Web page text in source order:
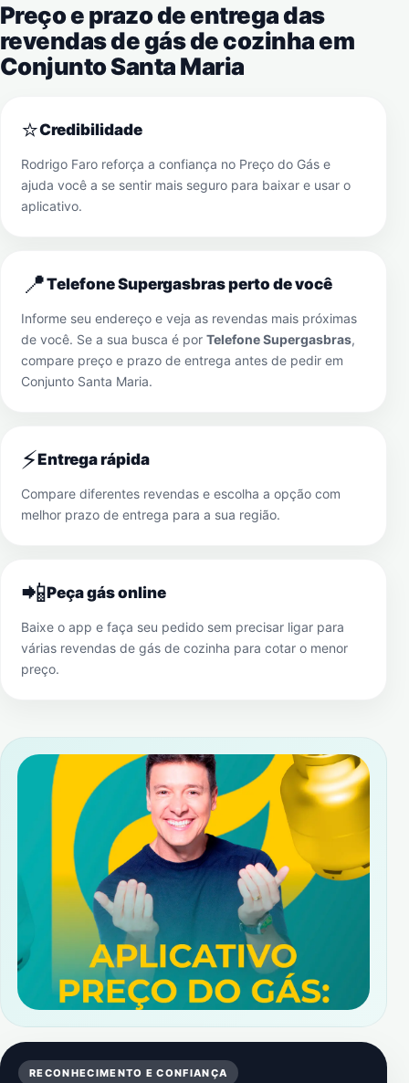
Preço e prazo de entrega das
revendas de gás de cozinha em
Conjunto Santa Maria
⭐Credibilidade
Rodrigo Faro reforça a confiança no Preço do Gás e
ajuda você a se sentir mais seguro para baixar e usar o
aplicativo.
📍Telefone Supergasbras perto de você
Informe seu endereço e veja as revendas mais próximas
de você. Se a sua busca é por Telefone Supergasbras,
compare preço e prazo de entrega antes de pedir em
Conjunto Santa Maria.
⚡Entrega rápida
Compare diferentes revendas e escolha a opção com
melhor prazo de entrega para a sua região.
📲Peça gás online
Baixe o app e faça seu pedido sem precisar ligar para
várias revendas de gás de cozinha para cotar o menor
preço.
RECONHECIMENTO E CONFIANÇA